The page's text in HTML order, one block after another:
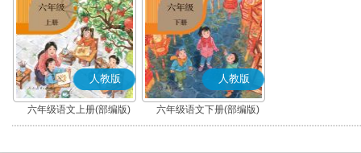
人教版
六年级语文上册(部编版)
人教版
六年级语文下册(部编版)